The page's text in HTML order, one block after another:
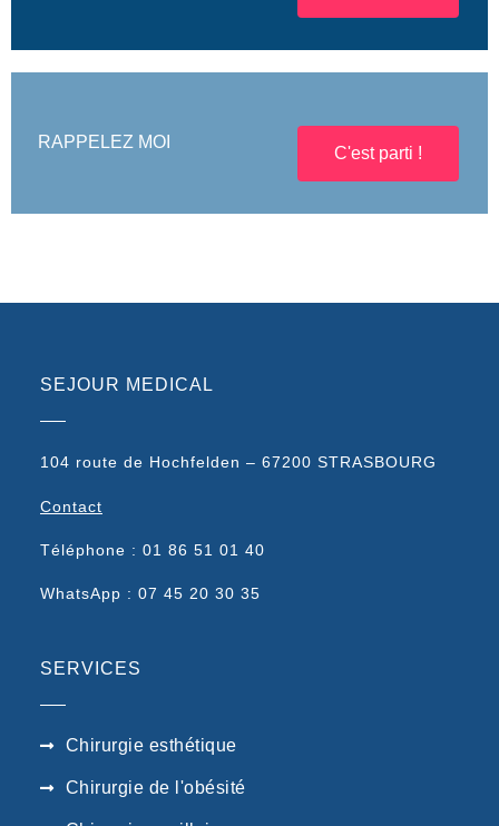
RAPPELEZ MOI
C'est parti !
SEJOUR MEDICAL
104 route de Hochfelden – 67200 STRASBOURG
Contact
Téléphone : 01 86 51 01 40
WhatsApp : 07 45 20 30 35
SERVICES
Chirurgie esthétique
Chirurgie de l'obésité